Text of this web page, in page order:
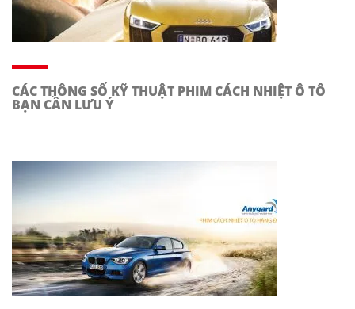
CÁC THÔNG SỐ KỸ THUẬT PHIM CÁCH NHIỆT Ô TÔ
BẠN CẦN LƯU Ý